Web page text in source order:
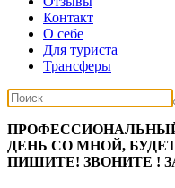
Контакт
О себе
Для туриста
Трансферы
ДЕНЬ СО МНОЙ,
ПИШИТЕ! ЗВОНИТЕ !